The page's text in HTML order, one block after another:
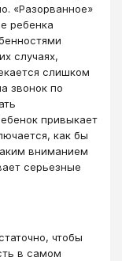
«Разорванное»
ребенка
случаях,
слишком
звонок по
привыкает
как бы
вниманием
серьезные
чтобы
в самом